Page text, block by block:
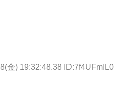
金) 19:32:48.38 ID:7f4UFmIL0